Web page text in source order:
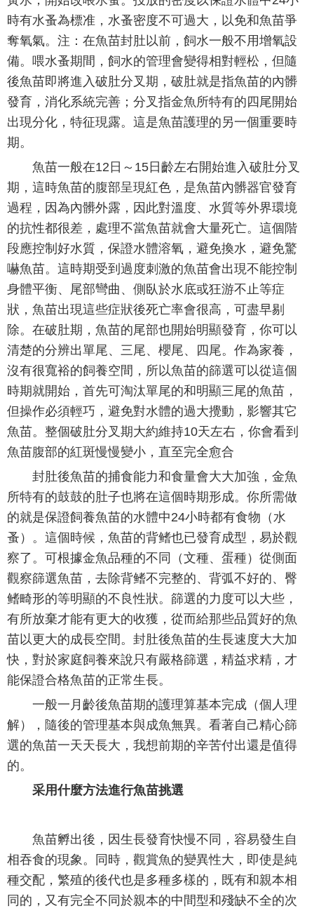
時有水蚤為標准，水蚤密度不可過大，以免和魚苗爭
奪氧氣。注：在魚苗封肚以前，飼水一般不用增氧設
備。喂水蚤期間，飼水的管理會變得相對輕松，但隨
後魚苗即將進入破肚分叉期，破肚就是指魚苗的內髒
發育，消化系統完善；分叉指金魚所特有的四尾開始
出現分化，特征現露。這是魚苗護理的另一個重要時
期。
魚苗一般在12日～15日齡左右開始進入破肚分叉
期，這時魚苗的腹部呈現紅色，是魚苗內髒器官發育
過程，因為內髒外露，因此對溫度、水質等外界環境
的抗性都很差，處理不當魚苗就會大量死亡。這個階
段應控制好水質，保證水體溶氧，避免換水，避免驚
嚇魚苗。這時期受到過度刺激的魚苗會出現不能控制
身體平衡、尾部彎曲、側臥於水底或狂游不止等症
狀，魚苗出現這些症狀後死亡率會很高，可盡早剔
除。在破肚期，魚苗的尾部也開始明顯發育，你可以
清楚的分辨出單尾、三尾、櫻尾、四尾。作為家養，
沒有很寬裕的飼養空間，所以魚苗的篩選可以從這個
時期就開始，首先可淘汰單尾的和明顯三尾的魚苗，
但操作必須輕巧，避免對水體的過大攪動，影響其它
魚苗。整個破肚分叉期大約維持10天左右，你會看到
魚苗腹部的紅斑慢慢變小，直至完全愈合
封肚後魚苗的捕食能力和食量會大大加強，金魚
所特有的鼓鼓的肚子也將在這個時期形成。你所需做
的就是保證飼養魚苗的水體中24小時都有食物（水
蚤）。這個時候，魚苗的背鳍也已發育成型，易於觀
察了。可根據金魚品種的不同（文種、蛋種）從側面
觀察篩選魚苗，去除背鳍不完整的、背弧不好的、臀
鳍畸形的等明顯的不良性狀。篩選的力度可以大些，
有所放棄才能有更大的收獲，從而給那些品質好的魚
苗以更大的成長空間。封肚後魚苗的生長速度大大加
快，對於家庭飼養來說只有嚴格篩選，精益求精，才
能保證合格魚苗的正常生長。
一般一月齡後魚苗期的護理算基本完成（個人理
解），隨後的管理基本與成魚無異。看著自己精心篩
選的魚苗一天天長大，我想前期的辛苦付出還是值得
的。
采用什麼方法進行魚苗挑選
魚苗孵出後，因生長發育快慢不同，容易發生自
相吞食的現象。同時，觀賞魚的變異性大，即使是純
種交配，繁殖的後代也是多種多樣的，既有和親本相
同的，又有完全不同於親本的中間型和殘缺不全的次